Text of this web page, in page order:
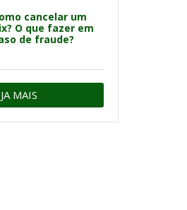
cancelar um
O que fazer em
de fraude?
MAIS